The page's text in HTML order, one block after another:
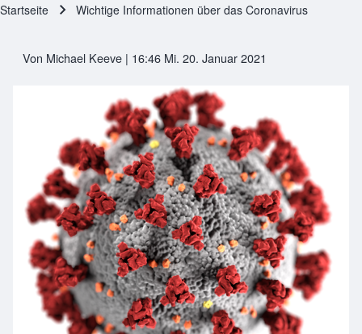
Startseite Wichtige Informationen über das Coronavirus
Von Michael Keeve | 16:46 Mi. 20. Januar 2021